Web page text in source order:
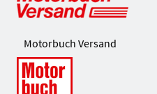
Motorbuch Versand